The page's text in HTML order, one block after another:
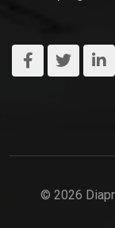
© 2026